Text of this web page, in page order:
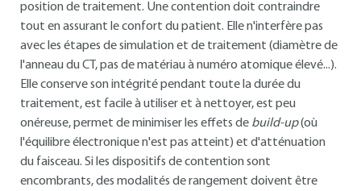
position de traitement. Une contention doit contraindre
tout en assurant le confort du patient. Elle n'interfère pas
avec les étapes de simulation et de traitement (diamètre de
l'anneau du CT, pas de matériau à numéro atomique élevé...).
Elle conserve son intégrité pendant toute la durée du
traitement, est facile à utiliser et à nettoyer, est peu
onéreuse, permet de minimiser les effets de build-up(où
l'équilibre électronique n'est pas atteint) et d'atténuation
du faisceau. Si les dispositifs de contention sont
encombrants, des modalités de rangement doivent être